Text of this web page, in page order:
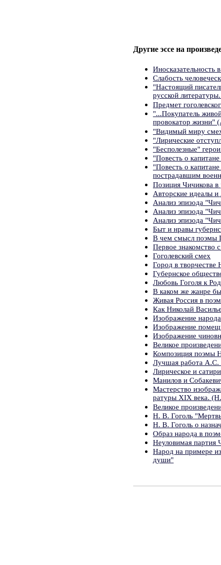
Другие эссе на
Слабость
"Настоящий
русской
Предмет
"...Покупатель
провокатор жизни"
"Видимый миру
"Лирические
"Бесполезные"
"Повесть о
"Повесть о
пострадавшим
Позиция Чичикова
Авторские идеалы
Анализ эпизода
Анализ эпизода
Анализ эпизода
Быт и нравы
В чем смысл поэмы
Первое знакомство
Гоголевский смех
Город в творчестве
Губернское
Любовь Гоголя к
В каком же жанре
Живая Россия в
Как Николай
Изображение
Изображение
Изображение
Великое
Композиция поэмы
Лучшая работа
Лирическое и
Манилов и
Мастерство
ратуры XIX века.
Великое
Н. В. Гоголь
Н. В. Гоголь о
Образ народа в
Неуловимая
Народ на примере
души"